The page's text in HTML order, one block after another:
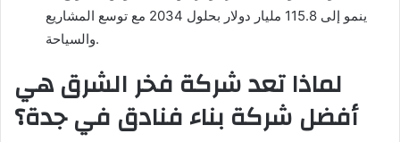
ينمو إلى 115.8 مليار دولار بحلول 2034 مع توسع المشاريع
والسياحة.
لماذا تعد شركة فخر الشرق هي
أفضل شركة بناء فنادق في جدة؟